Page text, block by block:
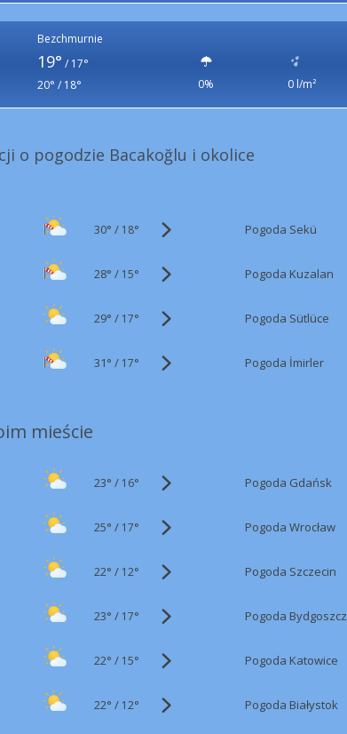
Bezchmurnie
19° / 17°
20° / 18°
0% 0 l/m²
o pogodzie Bacakoğlu i okolice
30° / 18° Pogoda Sekü
28° / 15° Pogoda Kuzalan
29° / 17° Pogoda Sütlüce
31° / 17° Pogoda İmirler
mieście
23° / 16° Pogoda Gdańsk
25° / 17° Pogoda Wrocław
22° / 12° Pogoda Szczecin
23° / 17° Pogoda Bydgoszcz
22° / 15° Pogoda Katowice
22° / 12° Pogoda Białystok